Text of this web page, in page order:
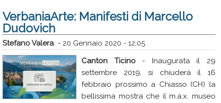
VerbaniaArte: Manifesti di Marcello
Dudovich
Stefano Valera - 20 Gennaio 2020 - 12:05
Canton Ticino- Inaugurata il 29
settembre 2019, si chiuderà il 16
febbraio prossimo a Chiasso (CH) la
bellissima mostra che il m.a.x. museo